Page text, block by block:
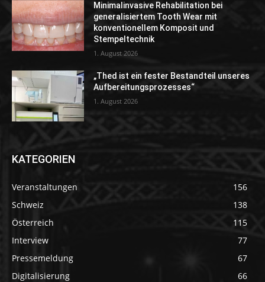
Minimalinvasive Rehabilitation bei
generalisiertem Tooth Wear mit
konventionellem Komposit und
Stempeltechnik
1. August 2026
„Thed ist ein fester Bestandteil unseres
Aufbereitungsprozesses“
1. August 2026
KATEGORIEN
Veranstaltungen
156
Schweiz
138
Österreich
115
Interview
77
Pressemeldung
67
Digitalisierung
66